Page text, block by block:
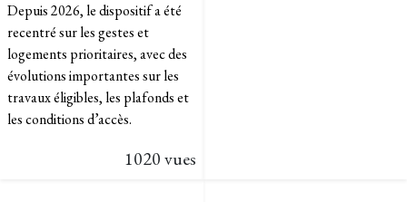
Depuis 2026, le dispositif a été
recentré sur les gestes et
logements prioritaires, avec des
évolutions importantes sur les
travaux éligibles, les plafonds et
les conditions d’accès.
1020 vues